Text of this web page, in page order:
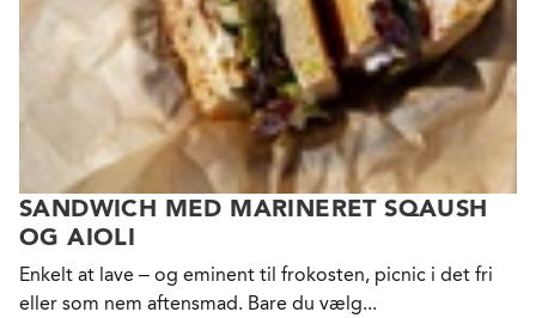
SANDWICH MED MARINERET SQAUSH
OG AIOLI
Enkelt at lave – og eminent til frokosten, picnic i det fri
eller som nem aftensmad. Bare du vælg...